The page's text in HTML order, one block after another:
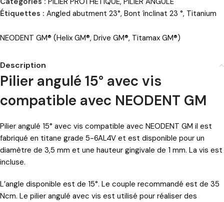
Étiquettes : Angled abutment 23°, Bont înclinat 23 °, Titanium
NEODENT GM® (Helix GM®, Drive GM®, Titamax GM®)
Description
Pilier angulé 15° avec vis
compatible avec NEODENT GM
Pilier angulé 15° avec vis compatible avec NEODENT GM il est
fabriqué en titane grade 5-6AL4V et est disponible pour un
diamètre de 3,5 mm et une hauteur gingivale de 1 mm. La vis est
incluse.
L’angle disponible est de 15°. Le couple recommandé est de 35
Ncm. Le pilier angulé avec vis est utilisé pour réaliser des